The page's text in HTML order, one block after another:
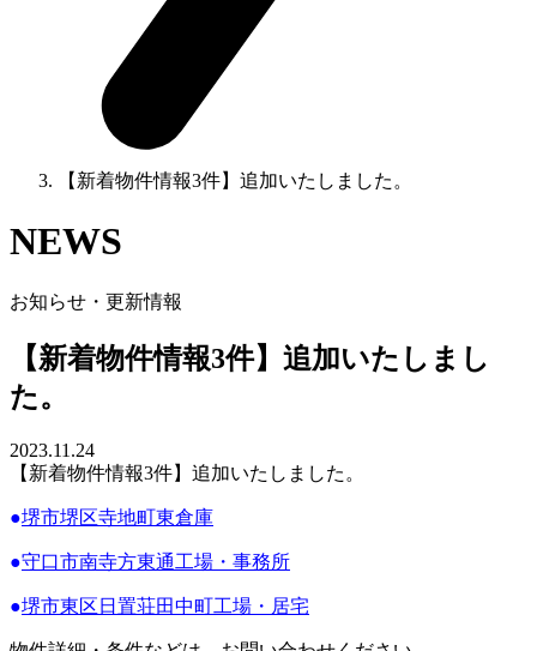
【新着物件情報3件】追加いたしました。
NEWS
お知らせ・更新情報
【新着物件情報3件】追加いたしまし
た。
2023.11.24
【新着物件情報3件】追加いたしました。
●堺市堺区寺地町東倉庫
●守口市南寺方東通工場・事務所
●堺市東区日置荘田中町工場・居宅